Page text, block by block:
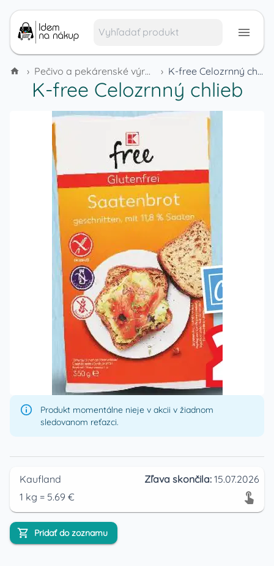
› Pečivo a pekárenské výrobky › K-free Celozrnný chlieb
K-free Celozrnný chlieb
Produkt momentálne nieje v akcii v žiadnom
sledovanom reťazci.
Kaufland Zľava skončila: 15.07.2026
1 kg = 5.69 €
Pridať do zoznamu